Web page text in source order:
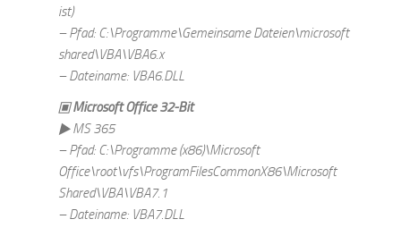
ist)
– Pfad: C:\Programme\Gemeinsame Dateien\microsoft
shared\VBA\VBA6.x
– Dateiname: VBA6.DLL
▣ Microsoft Office 32-Bit
▶ MS 365
– Pfad: C:\Programme (x86)\Microsoft
Office\root\vfs\ProgramFilesCommonX86\Microsoft
Shared\VBA\VBA7.1
– Dateiname: VBA7.DLL